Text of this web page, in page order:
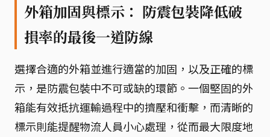
外箱加固與標示： 防震包裝降低破
損率的最後一道防線
選擇合適的外箱並進行適當的加固，以及正確的標
示，是防震包裝中不可或缺的環節。一個堅固的外
箱能有效抵抗運輸過程中的擠壓和衝擊，而清晰的
標示則能提醒物流人員小心處理，從而最大限度地